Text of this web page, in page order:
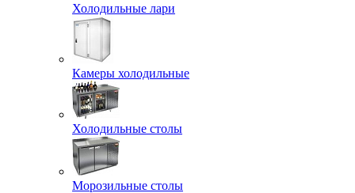
Холодильные лари
Камеры холодильные
Холодильные столы
Морозильные столы